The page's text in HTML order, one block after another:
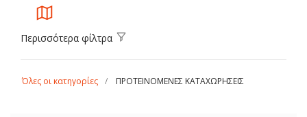
Περισσότερα φίλτρα
Όλες οι κατηγορίες ΠΡΟΤΕΙΝΟΜΕΝΕΣ ΚΑΤΑΧΩΡΗΣΕΙΣ